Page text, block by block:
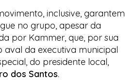
inclusive, garantem
no grupo, apesar da
por Kammer, que, por sua
aval da executiva municipal
do presidente local,
dos Santos.